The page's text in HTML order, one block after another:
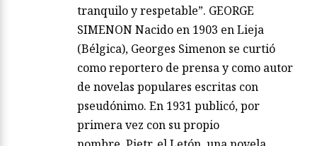
tranquilo y respetable”. GEORGE
SIMENON Nacido en 1903 en Lieja
(Bélgica), Georges Simenon se curtió
como reportero de prensa y como autor
de novelas populares escritas con
pseudónimo. En 1931 publicó, por
primera vez con su propio